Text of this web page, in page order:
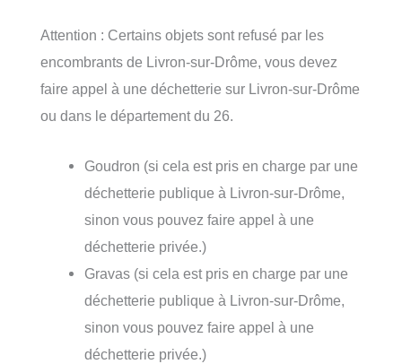
Attention : Certains objets sont refusé par les
encombrants de Livron-sur-Drôme, vous devez
faire appel à une déchetterie sur Livron-sur-Drôme
ou dans le département du 26.
Goudron (si cela est pris en charge par une
déchetterie publique à Livron-sur-Drôme,
sinon vous pouvez faire appel à une
déchetterie privée.)
Gravas (si cela est pris en charge par une
déchetterie publique à Livron-sur-Drôme,
sinon vous pouvez faire appel à une
déchetterie privée.)